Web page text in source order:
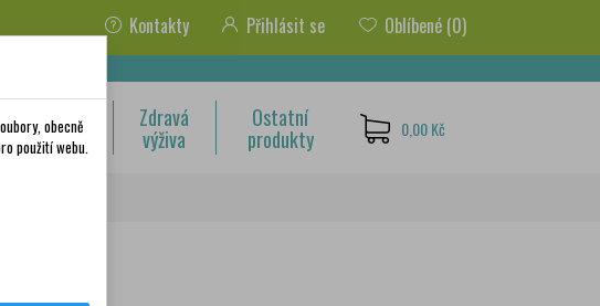
Kontakty Přihlásit se Oblíbené (0)
Krása a
péče
Zdravá
výživa
Ostatní
produkty 0,00 Kč
obecně
použití webu.